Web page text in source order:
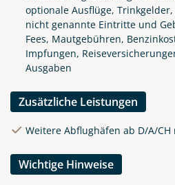
optionale Ausflüge,
nicht genannte Eintritte und
Fees, Mautgebühren,
Impfungen,
Ausgaben
Zusätzliche Leistungen
Weitere Abflughäfen ab D/A/
Wichtige Hinweise